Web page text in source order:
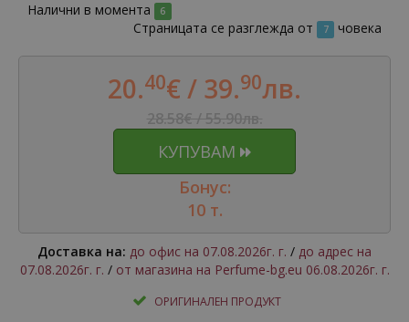
Налични в момента
6
Страницата се разглежда от 7 човека
20.40€ / 39.90лв.
28.58€ / 55.90лв.
КУПУВАМ
Бонус:
10 т.
Доставка на: до офис на 07.08.2026г. г. / до адрес на
07.08.2026г. г. / от магазина на Perfume-bg.eu 06.08.2026г. г.
ОРИГИНАЛЕН ПРОДУКТ